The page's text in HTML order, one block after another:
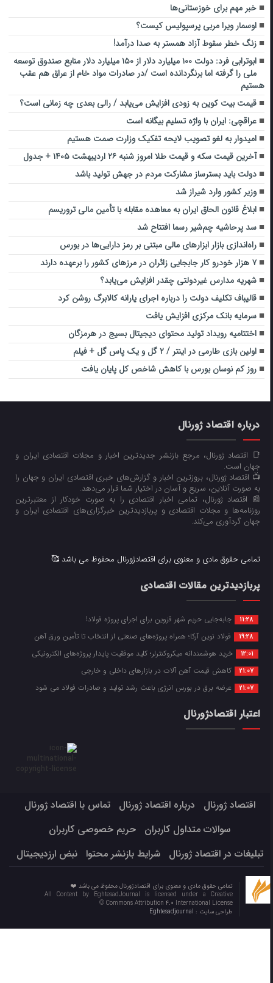
خبر مهم برای خوزستانی‌ها
اوسمار ویرا مربی پرسپولیس کیست؟
زنگ خطر سقوط آزاد همستر به صدا درآمد!
ابوترابی فرد: دولت ۱۰۰ میلیارد دلار از ۱۵۰ میلیارد دلار منابع صندوق توسعه
ملی را گرفته اما برنگردانده است /در صادرات مواد خام از عراق هم عقب
هستیم
قیمت بیت کوین به زودی افزایش می‌یابد / رالی بعدی چه زمانی است؟
عراقچی: ایران با واژه‌ تسلیم بیگانه است
امیدوار به لغو تصویب لایحه تفکیک وزارت صمت هستیم
آخرین قیمت سکه و قیمت طلا امروز شنبه ۲۶ اردیبهشت ۱۴۰۵ + جدول
دولت باید بسترساز مشارکت مردم در جهش تولید باشد
وزیر کشور وارد شیراز شد
ابلاغ قانون الحاق ایران به معاهده مقابله با تأمین مالی تروریسم
سد پرحاشیه چم‌شیر رسما افتتاح شد
راه‌اندازی بازار ابزار‌های مالی مبتنی بر رمز دارایی‌ها در بورس
۷ هزار خودرو کار جابجایی زائران در مرزهای کشور را برعهده دارند
شهریه مدارس غیردولتی چقدر افزایش می‌یابد؟
قالیباف تکلیف دولت را درباره اجرای یارانه کالابرگ روشن کرد
سرمایه بانک مرکزی افزایش یافت
اختتامیه رویداد تولید محتوای دیجیتال بسیج در هرمزگان
اولین بازی طارمی در اینتر / ۲ گل و یک پاس گل + فیلم
روز کم نوسان بورس با کاهش شاخص کل پایان یافت
درباره اقتصاد ژورنال
📑 اقتصاد ژورنال، مرجع بازنشر جدیدترین اخبار و مجلات اقتصادی ایران و
جهان است.
📺 اقتصاد ژورنال، بروزترین اخبار و گزارش‌های خبری اقتصادی ایران و جهان را
به صورت آنلاین، سریع و آسان در اختیار شما قرار می‌‌دهد.
📰 اقتصاد ژورنال، تمامی اخبار اقتصادی را به صورت خودکار از معتبرترین
روزنامه‌ها و مجلات اقتصادی و پربازدیدترین خبرگزاری‌های اقتصادی ایران و
جهان گردآوری می‌کند.
تمامی حقوق مادی و معنوی برای اقتصادژورنال محفوظ می باشد 🥰
پربازدیدترین مقالات اقتصادی
11:28 جابه‌جایی حریم شهر قزوین برای اجرای پروژه فولاد!
19:28 فولاد نوین آرکا؛ همراه پروژه‌های صنعتی از انتخاب تا تأمین ورق آهن
12:01 خرید هوشمندانه میکروکنترلر؛ کلید موفقیت پایدار پروژه‌های الکترونیکی
21:07 کاهش قیمت آهن آلات در بازارهای داخلی و خارجی
21:07 عرضه برق در بورس انرژی باعث رشد تولید و صادرات فولاد می شود
اعتبار اقتصادژورنال
اقتصاد ژورنال درباره اقتصاد ژورنال
تماس با اقتصاد ژورنال
سوالات متداول کاربران
حریم خصوصی کاربران
تبلیغات در اقتصاد ژورنال
شرایط بازنشر محتوا نبض ارزدیجیتال
تمامی حقوق مادی و معنوی برای اقتصادژورنال محفوظ می باشد ❤️
All Content by EghtesadJournal is licensed under a Creative
Commons Attribution 4.0 International License ©️
طراحی سایت :